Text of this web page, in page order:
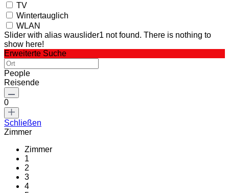
TV
Wintertauglich
WLAN
Slider with alias wauslider1 not found. There is nothing to
show here!
Erweiterte Suche
People
Reisende
0
Schließen
Zimmer
Zimmer
1
2
3
4